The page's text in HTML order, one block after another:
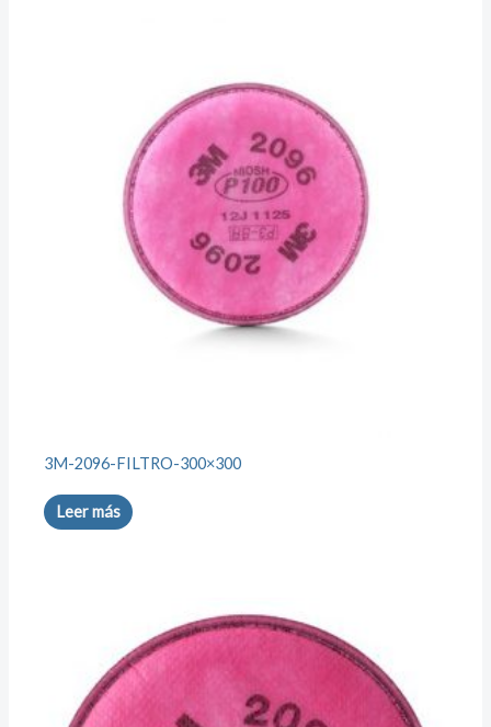
3M-2096-FILTRO-300×300
Leer más